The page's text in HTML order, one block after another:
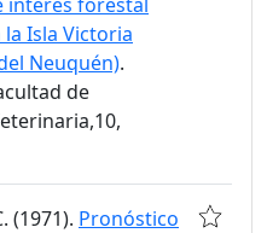
Isla Victoria
Neuquén).
de
(1971). Pronóstico